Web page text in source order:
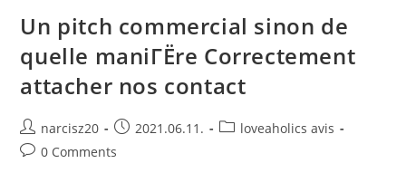
Un pitch commercial sinon de
quelle maniГЁre Correctement
attacher nos contact
Post
author:
narcisz20
Post
published:
2021.06.11.
Postloveaholics avis
Post0 Comments